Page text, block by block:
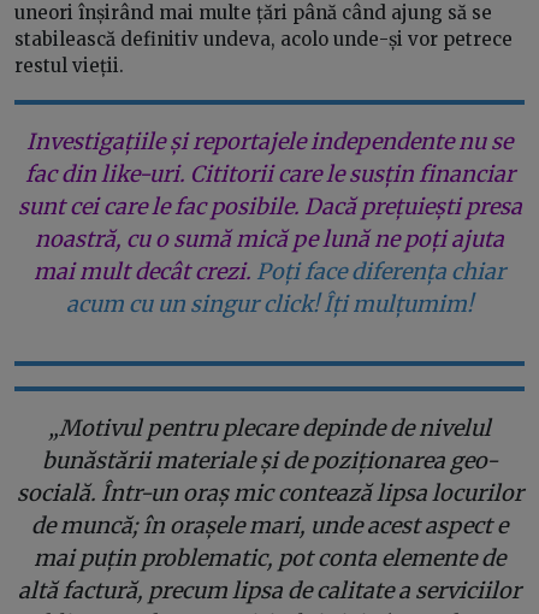
uneori înșirând mai multe țări până când ajung să se
stabilească definitiv undeva, acolo unde-și vor petrece
restul vieții.
Investigațiile și reportajele independente nu se
fac din like-uri. Cititorii care le susțin financiar
sunt cei care le fac posibile. Dacă prețuiești presa
noastră, cu o sumă mică pe lună ne poți ajuta
mai mult decât crezi. Poți face diferența chiar
acum cu un singur click! Îți mulțumim!
„Motivul pentru plecare depinde de nivelul
bunăstării materiale și de poziționarea geo-
socială. Într-un oraș mic contează lipsa locurilor
de muncă; în orașele mari, unde acest aspect e
mai puțin problematic, pot conta elemente de
altă factură, precum lipsa de calitate a serviciilor